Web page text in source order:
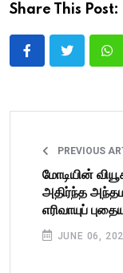
Share This Post:
PREVIOUS
மோடியின்
அதிர்ந்த
எரிவாயுப்
JUNE 06,